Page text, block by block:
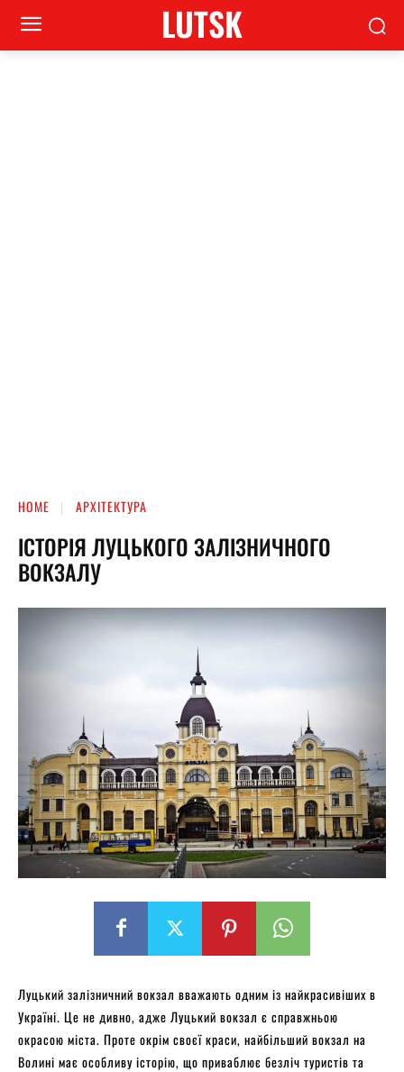
LUTSK
HOME АРХІТЕКТУРА
ІСТОРІЯ ЛУЦЬКОГО ЗАЛІЗНИЧНОГО
ВОКЗАЛУ
Луцький залізничний вокзал вважають одним із найкрасивіших в
Україні. Це не дивно, адже Луцький вокзал є справжньою
окрасою міста. Проте окрім своєї краси, найбільший вокзал на
Волині має особливу історію, що приваблює безліч туристів та